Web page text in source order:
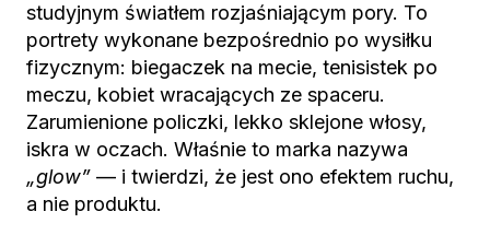
studyjnym światłem rozjaśniającym pory. To
portrety wykonane bezpośrednio po wysiłku
fizycznym: biegaczek na mecie, tenisistek po
meczu, kobiet wracających ze spaceru.
Zarumienione policzki, lekko sklejone włosy,
iskra w oczach. Właśnie to marka nazywa
„glow” — i twierdzi, że jest ono efektem ruchu,
a nie produktu.